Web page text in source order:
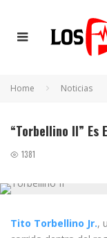
Home Noticias
“Torbellino II” Es
1381
Tito Torbellino Jr.,